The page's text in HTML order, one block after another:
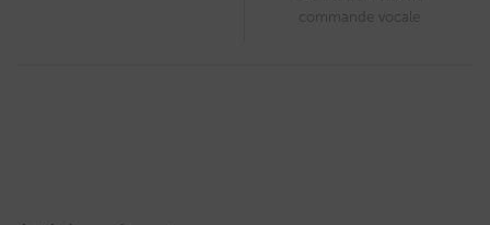
commande vocale